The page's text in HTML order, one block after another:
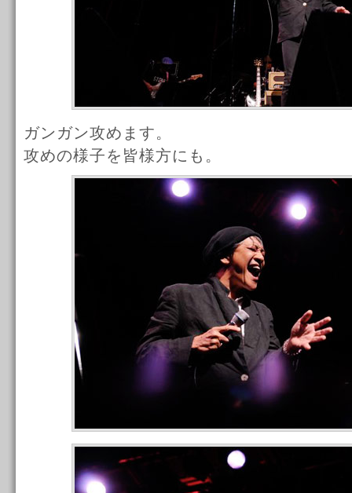
ガンガン攻めます。
攻めの様子を皆様方にも。